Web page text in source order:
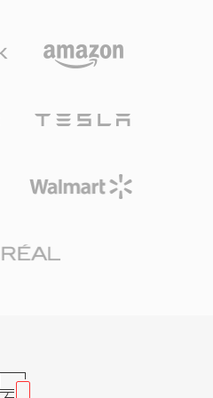
والعديد من خدمات البث.
الممتازة — صوت
وغيرها يضمن أن كل